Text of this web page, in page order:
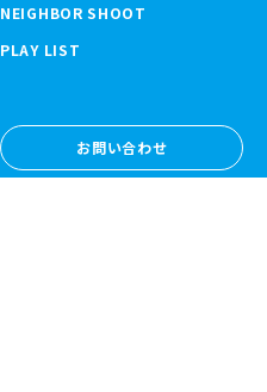
NEIGHBOR SHOOT
PLAY LIST
お問い合わせ